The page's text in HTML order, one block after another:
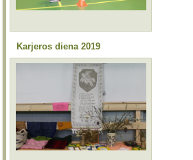
Karjeros diena 2019